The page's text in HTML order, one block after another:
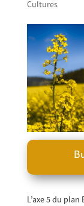
Cultures
L’axe 5 du